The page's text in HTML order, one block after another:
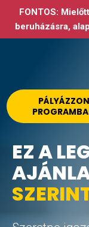
FONTOS:
beruházásra,
PÁLYÁZZON
EZ A